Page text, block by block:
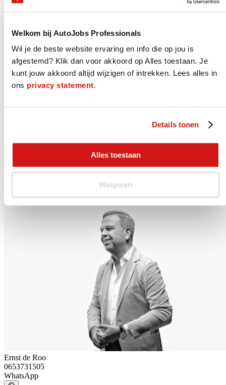
Welkom bij AutoJobs Professionals
Wil je de beste website ervaring en info die op jou is
afgestemd? Klik dan voor akkoord op Alles toestaan. Je
kunt jouw akkoord altijd wijzigen of intrekken. Lees alles in
ons privacy statement.
Details tonen
Alles toestaan
Weigeren
€ 3.850 - € 4.875 bruto per maand*
8,00% vakantiegeld
eventueel gebruik zaakwagen
pensioeninleg 24,9% (70% rekening werkgever!)
mogelijkheid training en opleiding
mogelijkheid deelname fietsplan
overig zie CAO-Motorvoertuigen
AutoJobs Professional, je wordt lid van onze Community en laat je
projectmatig detacheren of uitzenden bij onze vaste relaties. Direct
in dienst bij je nieuwe werkgever kan natuurlijk ook. Neemcontact
met ons op of solliciteer direct op deze vacature.
Ernst de Roo
0653731505
WhatsApp